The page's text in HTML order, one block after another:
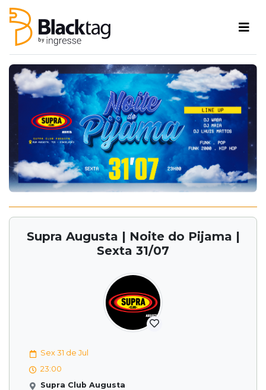
Supra Augusta | Noite do Pijama |
Sexta 31/07
Sex 31 de Jul
23:00
Supra Club Augusta